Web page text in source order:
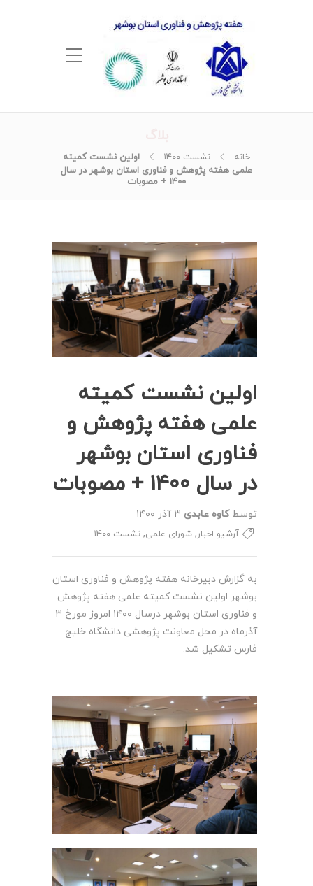
خانه نشست ۱۴۰۰
اولین نشست کمیته
علمی هفته پژوهش و فناوری استان بوشهر در سال
۱۴۰۰ + مصوبات
اولین نشست کمیته
علمی هفته پژوهش و
فناوری استان بوشهر
در سال ۱۴۰۰ + مصوبات
توسطکاوه عابدی ۳ آذر ۱۴۰۰
آرشیو اخبار, شورای علمی, نشست ۱۴۰۰
به گزارش دبیرخانه هفته پژوهش و فناوری استان
بوشهر اولین نشست کمیته علمی هفته پژوهش
و فناوری استان بوشهر درسال ۱۴۰۰ امروز مورخ ۳
آذرماه در محل معاونت پژوهشی دانشگاه خلیج
فارس تشکیل شد.